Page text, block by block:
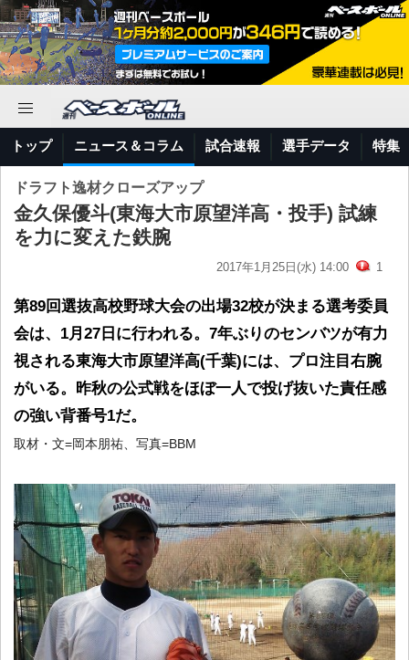
トップ ニュース＆コラム 試合速報 選手データ 特集
ドラフト逸材クローズアップ
金久保優斗(東海大市原望洋高・投手) 試練
を力に変えた鉄腕
2017年1月25日(水) 14:00 1
第89回選抜高校野球大会の出場32校が決まる選考委員
会は、1月27日に行われる。7年ぶりのセンバツが有力
視される東海大市原望洋高(千葉)には、プロ注目右腕
がいる。昨秋の公式戦をほぼ一人で投げ抜いた責任感
の強い背番号1だ。
取材・文=岡本朋祐、写真=BBM